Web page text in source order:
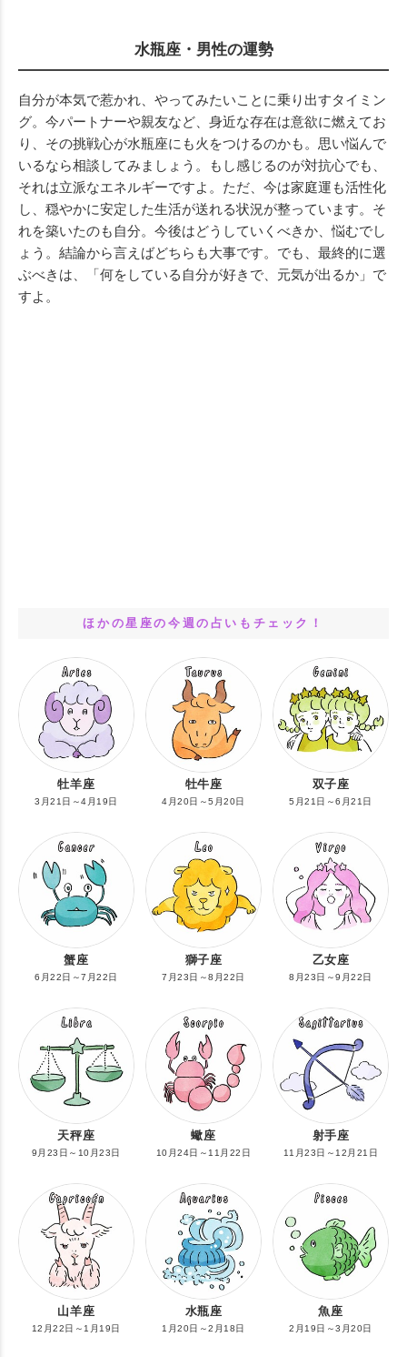
水瓶座・男性の運勢
自分が本気で惹かれ、やってみたいことに乗り出すタイミン
グ。今パートナーや親友など、身近な存在は意欲に燃えてお
り、その挑戦心が水瓶座にも火をつけるのかも。思い悩んで
いるなら相談してみましょう。もし感じるのが対抗心でも、
それは立派なエネルギーですよ。ただ、今は家庭運も活性化
し、穏やかに安定した生活が送れる状況が整っています。そ
れを築いたのも自分。今後はどうしていくべきか、悩むでし
ょう。結論から言えばどちらも大事です。でも、最終的に選
ぶべきは、「何をしている自分が好きで、元気が出るか」で
すよ。
ほかの星座の今週の占いもチェック！
牡羊座
3月21日～4月19日
牡牛座
4月20日～5月20日
双子座
5月21日～6月21日
蟹座
6月22日～7月22日
獅子座
7月23日～8月22日
乙女座
8月23日～9月22日
天秤座
9月23日～10月23日
蠍座
10月24日～11月22日
射手座
11月23日～12月21日
山羊座
12月22日～1月19日
水瓶座
1月20日～2月18日
魚座
2月19日～3月20日